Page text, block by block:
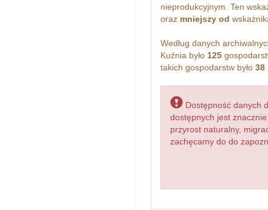
nieprodukcyjnym. Ten
oraz mniejszy od
Według danych
Kuźnia było 125
takich gospodarstw było 38.
Dostępność danych
dostępnych jest
przyrost naturalny,
zachęcamy do do